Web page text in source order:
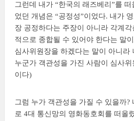
그런데 내가 “한국의 래즈베리”를
었던 개념은 “공정성”이었다. 내가
장 공정하다는 주장이 아니라 각계
적으로 종합될 수 있어야 한다는 말
심사위원장을 하겠다는 말이 아니라
누군가 객관성을 가진 사람이 심사
이다)
그럼 누가 객관성을 가질 수 있을까?
로 4대 통신망의 영화동호회를 떠올